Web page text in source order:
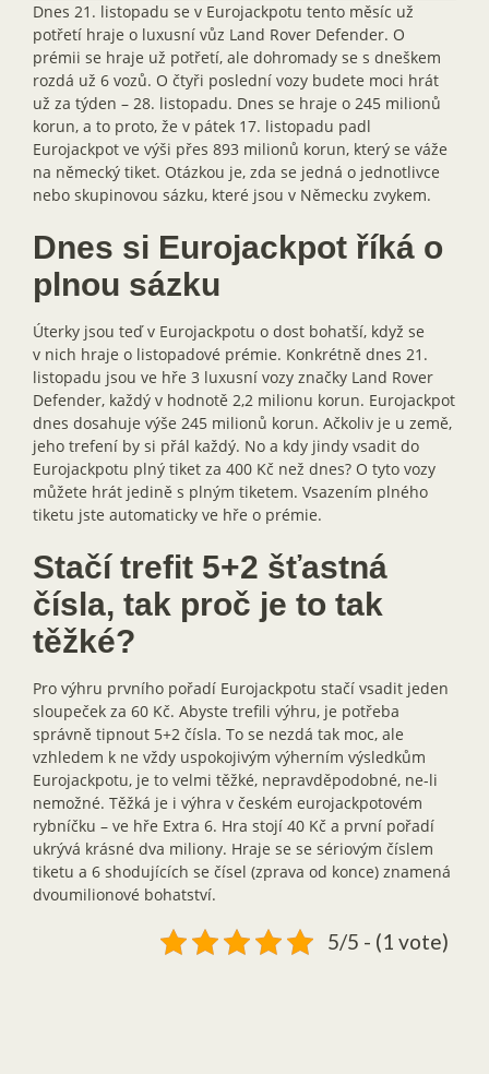
Dnes 21. listopadu se v Eurojackpotu tento měsíc už
potřetí hraje o luxusní vůz Land Rover Defender. O
prémii se hraje už potřetí, ale dohromady se s dneškem
rozdá už 6 vozů. O čtyři poslední vozy budete moci hrát
už za týden – 28. listopadu. Dnes se hraje o 245 milionů
korun, a to proto, že v pátek 17. listopadu padl
Eurojackpot ve výši přes 893 milionů korun, který se váže
na německý tiket. Otázkou je, zda se jedná o jednotlivce
nebo skupinovou sázku, které jsou v Německu zvykem.
Dnes si Eurojackpot říká o
plnou sázku
Úterky jsou teď v Eurojackpotu o dost bohatší, když se
v nich hraje o listopadové prémie. Konkrétně dnes 21.
listopadu jsou ve hře 3 luxusní vozy značky Land Rover
Defender, každý v hodnotě 2,2 milionu korun. Eurojackpot
dnes dosahuje výše 245 milionů korun. Ačkoliv je u země,
jeho trefení by si přál každý. No a kdy jindy vsadit do
Eurojackpotu plný tiket za 400 Kč než dnes? O tyto vozy
můžete hrát jedině s plným tiketem. Vsazením plného
tiketu jste automaticky ve hře o prémie.
Stačí trefit 5+2 šťastná
čísla, tak proč je to tak
těžké?
Pro výhru prvního pořadí Eurojackpotu stačí vsadit jeden
sloupeček za 60 Kč. Abyste trefili výhru, je potřeba
správně tipnout 5+2 čísla. To se nezdá tak moc, ale
vzhledem k ne vždy uspokojivým výherním výsledkům
Eurojackpotu, je to velmi těžké, nepravděpodobné, ne-li
nemožné. Těžká je i výhra v českém eurojackpotovém
rybníčku – ve hře Extra 6. Hra stojí 40 Kč a první pořadí
ukrývá krásné dva miliony. Hraje se se sériovým číslem
tiketu a 6 shodujících se čísel (zprava od konce) znamená
dvoumilionové bohatství.
5/5 - (1 vote)